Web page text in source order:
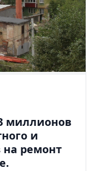
миллионов
и
ремонт